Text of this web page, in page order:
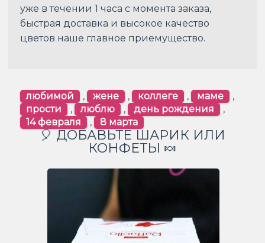
уже в течении 1 часа с момента заказа,
быстрая доставка и высокое качество
цветов наше главное приемущество.
любимой , жене , коллеге , маме
,
прости
, люблю , день рождения
,
14 февраля
, 8 марта
🎈 ДОБАВЬТЕ ШАРИК ИЛИ
КОНФЕТЫ 🍬